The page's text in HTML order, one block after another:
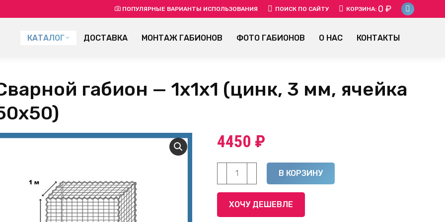
ПОПУЛЯРНЫЕ ВАРИАНТЫ ИСПОЛЬЗОВАНИЯ SEARCH:
ПОИСК ПО САЙТУ КОРЗИНА: 0 ₽
КАТАЛОГ ДОСТАВКА МОНТАЖ ГАБИОНОВ ФОТО ГАБИОНОВ О НАС КОНТАКТЫ
габион — 1х1х1 (цинк, 3 мм, ячейка
4450 ₽
Количество
товара
В КОРЗИНУ
ХОЧУ ДЕШЕВЛЕ